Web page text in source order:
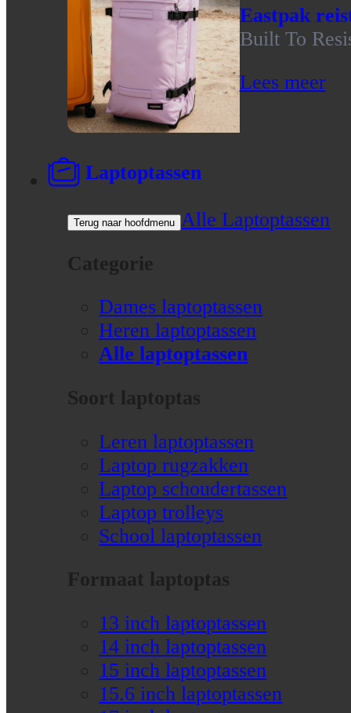
Eastpak
Built To
Lees meer
Laptoptassen
Terug naar hoofdmenu Alle Laptoptassen
Categorie
Dames laptoptassen
Heren laptoptassen
Alle laptoptassen
Soort laptoptas
Leren laptoptassen
Laptop rugzakken
Laptop schoudertassen
Laptop trolleys
School laptoptassen
Formaat laptoptas
13 inch laptoptassen
14 inch laptoptassen
15 inch laptoptassen
15.6 inch laptoptassen